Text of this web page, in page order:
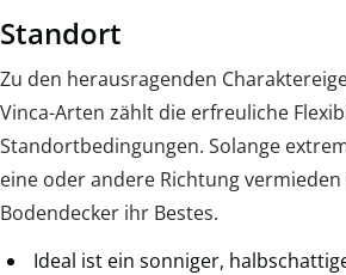
Standort
Zu den herausragenden
Vinca-Arten zählt die erfreuliche
Standortbedingungen. Solange
eine oder andere Richtung
Bodendecker ihr Bestes.
Ideal ist ein sonniger,